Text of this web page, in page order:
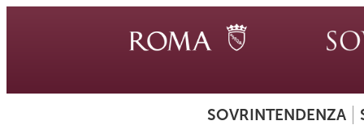
SOVRINTENDENZA